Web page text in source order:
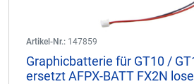
Artikel-Nr.: 147859
Graphicbatterie für GT10 /
ersetzt AFPX-BATT FX2N lose